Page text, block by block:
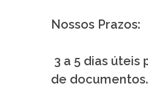
Nossos Prazos:
3 a 5 dias úteis
de